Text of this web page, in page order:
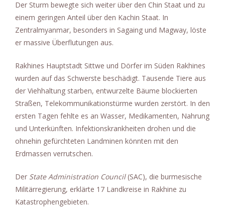
Der Sturm bewegte sich weiter über den Chin Staat und zu
einem geringen Anteil über den Kachin Staat. In
Zentralmyanmar, besonders in Sagaing und Magway, löste
er massive Überflutungen aus.
Rakhines Hauptstadt Sittwe und Dörfer im Süden Rakhines
wurden auf das Schwerste beschädigt. Tausende Tiere aus
der Viehhaltung starben, entwurzelte Bäume blockierten
Straßen, Telekommunikationstürme wurden zerstört. In den
ersten Tagen fehlte es an Wasser, Medikamenten, Nahrung
und Unterkünften. Infektionskrankheiten drohen und die
ohnehin gefürchteten Landminen könnten mit den
Erdmassen verrutschen.
Der State Administration Council(SAC), die burmesische
Militärregierung, erklärte 17 Landkreise in Rakhine zu
Katastrophengebieten.